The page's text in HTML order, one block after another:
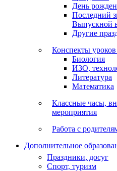
День
Последний
Выпускной
Другие
Конспекты
Биология
ИЗО,
Литература
Математика
Классные часы,
мероприятия
Работа с
Дополнительное
Праздники, досуг
Спорт, туризм